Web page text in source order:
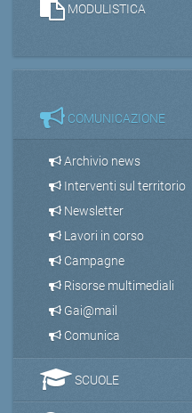
MODULISTICA
COMUNICAZIONE
Archivio news
Interventi sul territorio
Newsletter
Lavori in corso
Campagne
Risorse multimediali
Gai@mail
Comunica
SCUOLE